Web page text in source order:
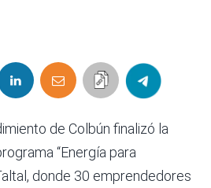
de Colbún finalizó la
“Energía para
donde 30 emprendedores